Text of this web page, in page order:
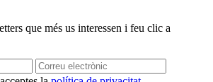
que més us interessen i feu clic a